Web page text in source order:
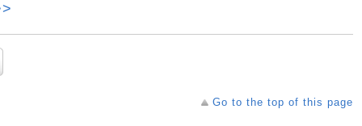
Go to the top of this page